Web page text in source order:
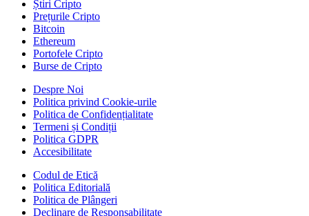
Știri Cripto
Prețurile Cripto
Bitcoin
Ethereum
Portofele Cripto
Burse de Cripto
Despre Noi
Politica privind Cookie-urile
Politica de Confidențialitate
Termeni și Condiții
Politica GDPR
Accesibilitate
Codul de Etică
Politica Editorială
Politica de Plângeri
Declinare de Responsabilitate